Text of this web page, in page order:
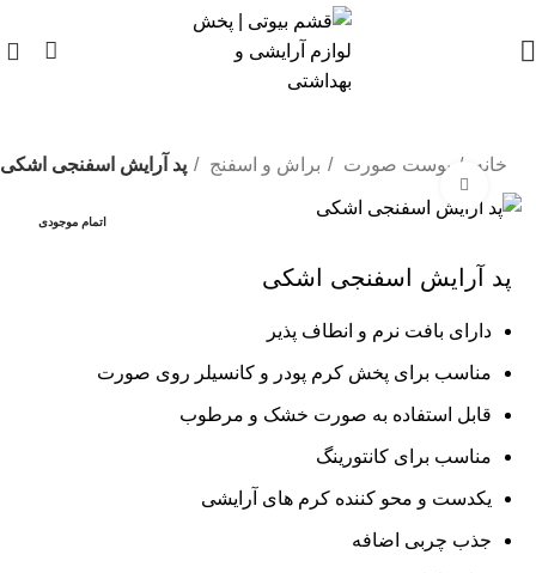
خانه پوست صورت براش و اسفنج پد آرایش اسفنجی اشکی
اتمام موجودی
پد آرایش اسفنجی اشکی
دارای بافت نرم و انطاف پذیر
مناسب برای پخش کرم‌ پودر و کانسیلر روی صورت
قابل استفاده به صورت خشک و مرطوب
مناسب برای کانتورینگ
یکدست و محو کننده کرم های آرایشی
جذب چربی اضافه